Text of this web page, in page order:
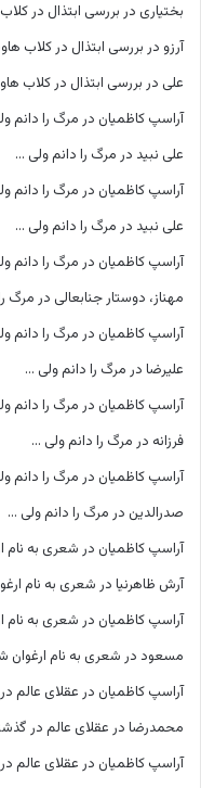
بختیاری در بررسی ابتذال در
آرزو دربررسی ابتذال در کلاب
علی دربررسی ابتذال در کلاب
آراسپ کاظمیان درمرگ را دانم
علی نبید در مرگ را دانم ولی …
آراسپ کاظمیان درمرگ را دانم
علی نبید در مرگ را دانم ولی …
آراسپ کاظمیان درمرگ را دانم
مهناز، دوستار جنابعالی درمرگ
آراسپ کاظمیان درمرگ را دانم
علیرضا در مرگ را دانم ولی …
آراسپ کاظمیان درمرگ را دانم
فرزانه در مرگ را دانم ولی …
آراسپ کاظمیان درمرگ را دانم
صدرالدین در مرگ را دانم ولی …
آراسپ کاظمیان در شعری به نام
آرش ظاهرنیا در شعری به نام
آراسپ کاظمیان در شعری به نام
مسعود در شعری به نام ارغوان
آراسپ کاظمیان در عقلای عالم
محمدرضا در عقلای عالم در
آراسپ کاظمیان در عقلای عالم